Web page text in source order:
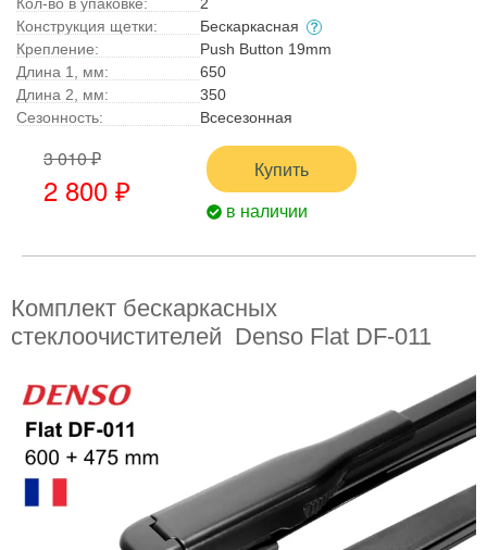
Конструкция щетки:
Бескаркасная
Крепление:
Push Button 19mm
Длина 1, мм:
650
Длина 2, мм:
350
Сезонность:
Всесезонная
3 010 ₽
2 800 ₽
Купить
в наличии
Комплект бескаркасных
стеклоочистителей Denso Flat DF-011